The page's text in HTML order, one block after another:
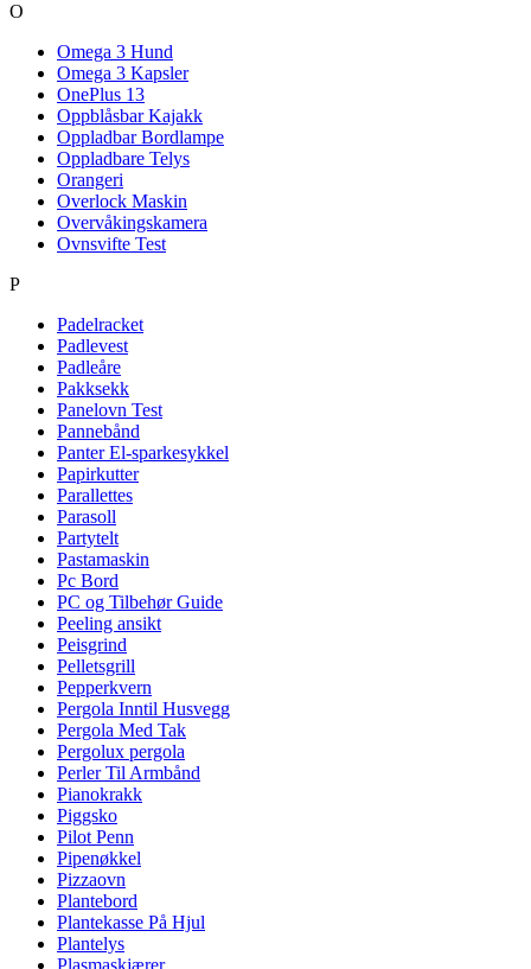
O
Omega 3 Hund
Omega 3 Kapsler
OnePlus 13
Oppblåsbar Kajakk
Oppladbar Bordlampe
Oppladbare Telys
Orangeri
Overlock Maskin
Overvåkingskamera
Ovnsvifte Test
P
Padelracket
Padlevest
Padleåre
Pakksekk
Panelovn Test
Pannebånd
Panter El-sparkesykkel
Papirkutter
Parallettes
Parasoll
Partytelt
Pastamaskin
Pc Bord
PC og Tilbehør Guide
Peeling ansikt
Peisgrind
Pelletsgrill
Pepperkvern
Pergola Inntil Husvegg
Pergola Med Tak
Pergolux pergola
Perler Til Armbånd
Pianokrakk
Piggsko
Pilot Penn
Pipenøkkel
Pizzaovn
Plantebord
Plantekasse På Hjul
Plantelys
Plasmaskjærer